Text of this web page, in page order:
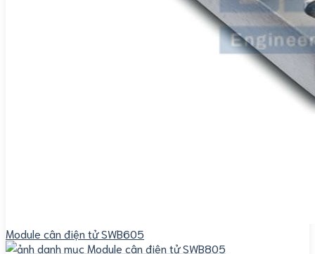
Module cân điện tử SWB605